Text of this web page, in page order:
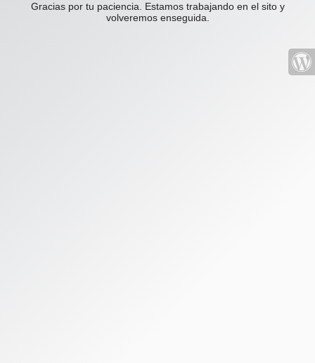
Gracias por tu paciencia. Estamos trabajando en el sito y
volveremos enseguida.